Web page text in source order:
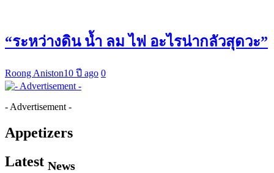
“ระหว่างดิน น้ำ ลม ไฟ อะไรน่ากลัวสุดวะ”
Roong Aniston10 ปี ago 0
- Advertisement -
Appetizers
Latest News